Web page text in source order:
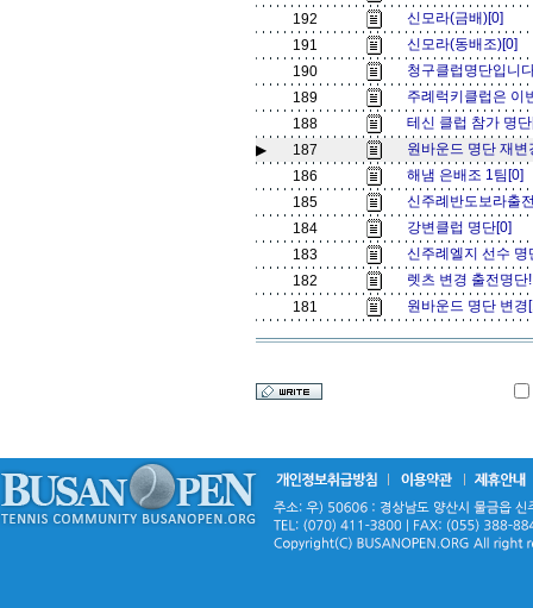
192
신모라(금배)[0]
191
신모라(동배조)[0]
190
청구클럽명단입니
189
주례럭키클럽은
188
테신 클럽 참가 명
▶
187
원바운드 명단 재변
186
해냄 은배조 1팀[0]
185
신주례반도보라출
184
강변클럽 명단[0]
183
신주례엘지 선수
182
렛츠 변경 출전명
181
원바운드 명단 변